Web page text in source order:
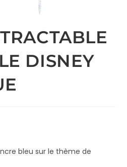
DISNEY
bleu sur le thème de